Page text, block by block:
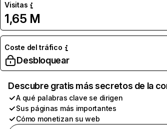
Visitas
1,65 M
Coste del tráfico
Desbloquear
Descubre gratis más secretos de la
A qué palabras clave se dirigen
Sus páginas más importantes
Cómo monetizan su web